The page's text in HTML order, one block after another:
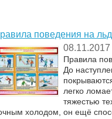
поведения на
08.11.2017
Правила
До
легко
тяжестью
холодом, он ещё